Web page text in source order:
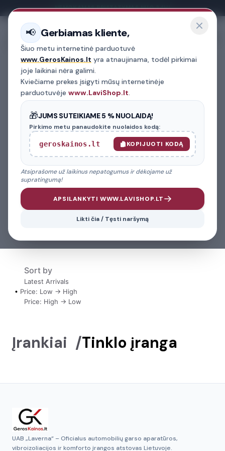
📢 Gerbiamas kliente,
Šiuo metu internetinė parduotuvė
www.GerosKainos.lt yra atnaujinama, todėl pirkimai
joje laikinai nėra galimi.
Kviečiame prekes įsigyti mūsų internetinėje
parduotuvėje www.LaviShop.lt.
🎁JUMS SUTEIKIAME 5 % NUOLAIDĄ!
Pirkimo metu panaudokite nuolaidos kodą:
geroskainos.lt KOPIJUOTI KODĄ
Atsiprašome už laikinus nepatogumus ir dėkojame už
supratingumą!
APSILANKYTI WWW.LAVISHOP.LT
Likti čia / Tęsti naršymą
NEMOKAMAS PRISTATYMAS NUO 24H!
GREITA PAIEŠKA
PREKIŲ FILTRAS
02
AUTOMOBILIO MARKĖ
03
MODELIS
FILTRUOTI PREKES
Sort by
Latest Arrivals
Price: Low -> High
Price: High -> Low
Įrankiai /Tinklo įranga
UAB „Laverna“ – Oficialus automobilių garso aparatūros,
vibroizoliacijos ir komforto įrangos atstovas Lietuvoje.